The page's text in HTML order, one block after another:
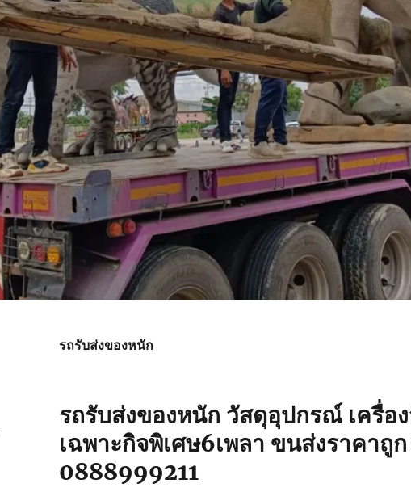
รถรับส่งของหนัก
รถรับส่งของหนัก วัสดุอุปกรณ์ เครื่อ
เฉพาะกิจพิเศษ6เพลา ขนส่งราคาถู
0888999211